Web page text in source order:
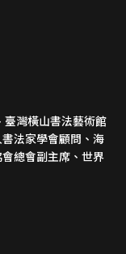
臺灣橫山書法藝術館
法家學會顧問、海
總會副主席、世界